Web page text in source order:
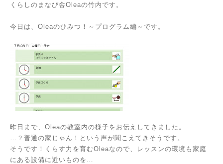
くらしのまなび舎Oleaの竹内です。
今日は、Oleaのひみつ！～プログラム編～です。
昨日まで、Oleaの教室内の様子をお伝えしてきました。
…？普通の家じゃん！という声が聞こえてきそうです。
そうです！くらす力を育むOleaなので、レッスンの環境も家庭
にある設備に近いものを…